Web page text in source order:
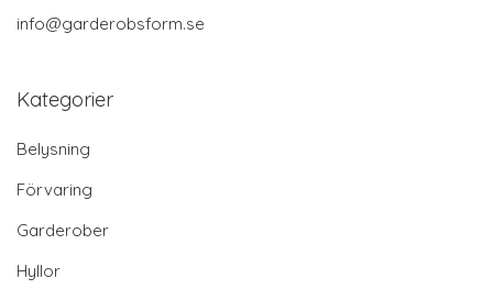
info@garderobsform.se
Kategorier
Belysning
Förvaring
Garderober
Hyllor